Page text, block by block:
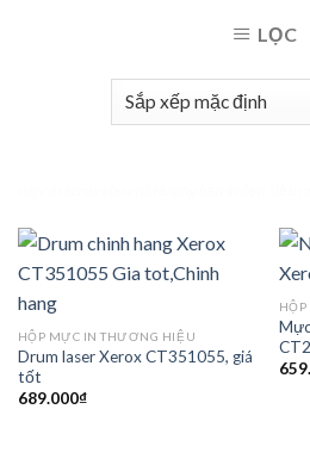
LỌC
HỘP MỰC IN THƯƠNG HIỆU
Drum laser Xerox CT351055, giá
tốt
689.000₫